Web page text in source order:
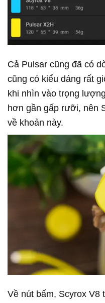
Cả Pulsar cũng đã có
cũng có kiểu dáng rất
khi nhìn vào trọng
hơn gần gấp rưỡi, nên
về khoản này.
Về nút bấm, Scyrox V8